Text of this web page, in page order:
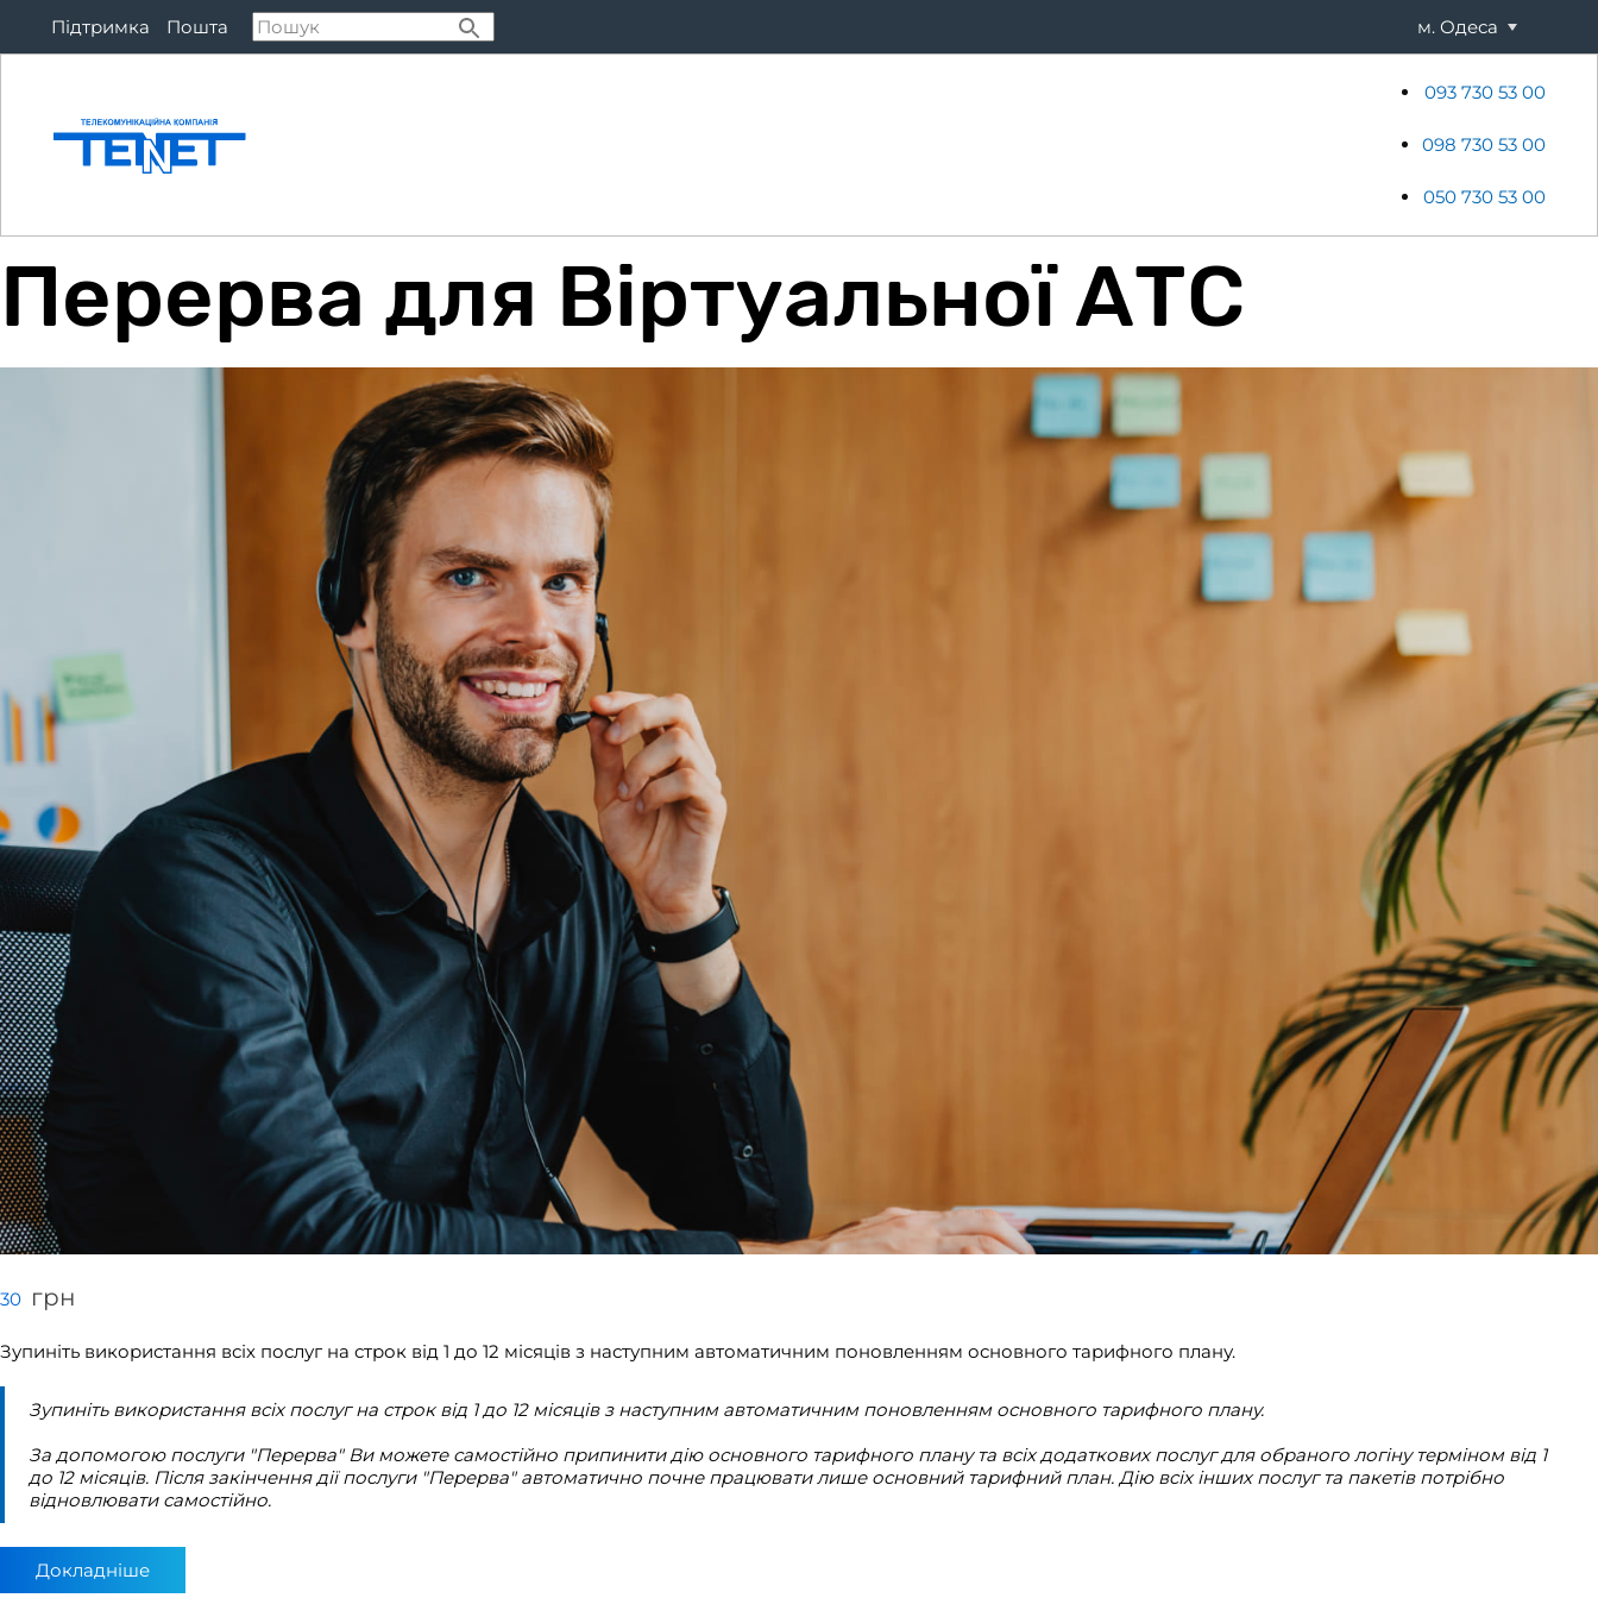
Підтримка Пошта м. Одеса
093 730 53 00
098 730 53 00
050 730 53 00
Перерва для Віртуальної АТС
30 грн
Зупиніть використання всіх послуг на строк від 1 до 12 місяців з наступним автоматичним поновленням основного тарифного плану.
Зупиніть використання всіх послуг на строк від 1 до 12 місяців з наступним автоматичним поновленням основного тарифного плану.
За допомогою послуги "Перерва" Ви можете самостійно припинити дію основного тарифного плану та всіх додаткових послуг для обраного логіну терміном від 1
до 12 місяців. Після закінчення дії послуги "Перерва" автоматично почне працювати лише основний тарифний план. Дію всіх інших послуг та пакетів потрібно
відновлювати самостійно.
Докладніше